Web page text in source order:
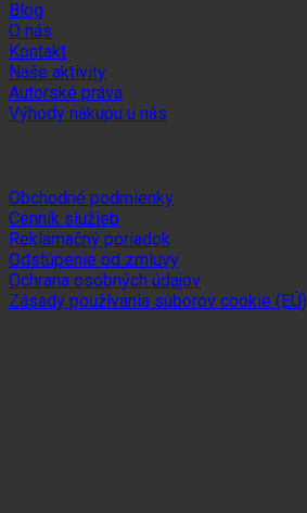
Blog
O nás
Kontakt
Naše aktivity
Autorské práva
Výhody nákupu u nás
Obchodné podmienky
Cenník služieb
Reklamačný poriadok
Odstúpenie od zmluvy
Ochrana osobných údajov
Zásady používania súborov cookie (EÚ)